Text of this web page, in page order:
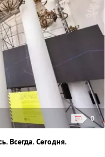
0
Всегда. Сегодня.